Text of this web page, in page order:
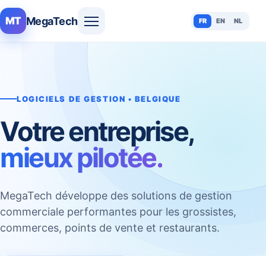
MT MegaTech FR EN NL
LOGICIELS DE GESTION • BELGIQUE
Votre entreprise,
mieux pilotée.
MegaTech développe des solutions de gestion
commerciale performantes pour les grossistes,
commerces, points de vente et restaurants.